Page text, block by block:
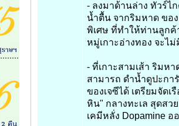
- ลงมาด้านล่าง ทัวร์ไ
น้ำตื้น จากริมหาด ขอ
พิเศษ ที่ทำให้ท่านลูกค้
หมู่เกาะอ่างทอง จะไ
- ที่เกาะสามเส้า ริมห
สามารถ ดำน้ำดูปะกา
ของเจซีได้ เตรียมจัด
หิน" กลางทะเล สุดสว
เคมีหลั่ง Dopamine อ